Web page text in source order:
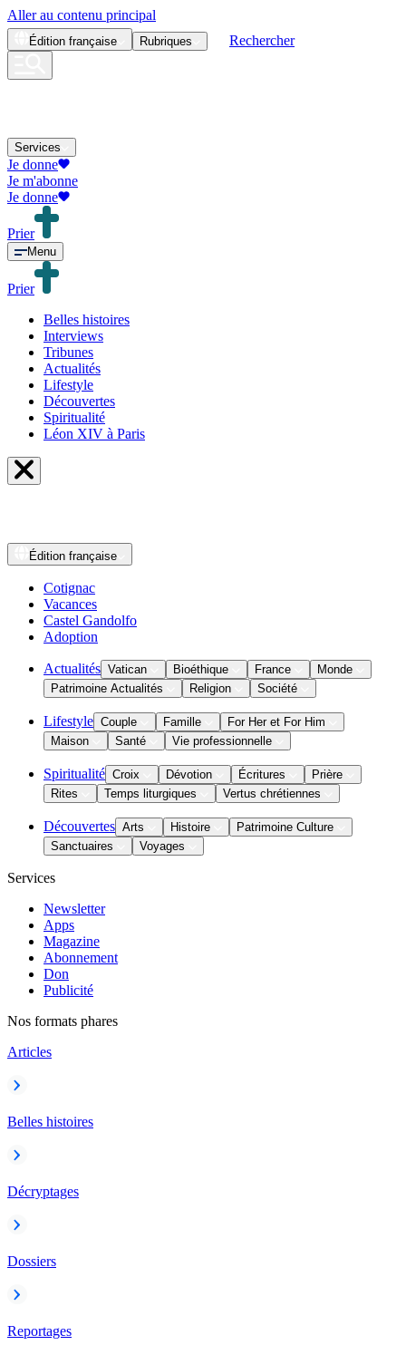
Aller au contenu principal
Édition française Rubriques Rechercher
Services
Je donne
Je m'abonne
Je donne
Prier
Menu
Prier
Belles histoires
Interviews
Tribunes
Actualités
Lifestyle
Découvertes
Spiritualité
Léon XIV à Paris
Édition française
Cotignac
Vacances
Castel Gandolfo
Adoption
Actualités Vatican Bioéthique France
Monde
Patrimoine Actualités
Religion Société
Lifestyle Couple Famille
For Her et For Him
Maison
Santé Vie professionnelle
Spiritualité Croix Dévotion Écritures
Prière
Rites
Temps liturgiques Vertus chrétiennes
Découvertes Arts Histoire
Patrimoine Culture
Sanctuaires
Voyages
Services
Newsletter
Apps
Magazine
Abonnement
Don
Publicité
Nos formats phares
Articles
Belles histoires
Décryptages
Dossiers
Reportages